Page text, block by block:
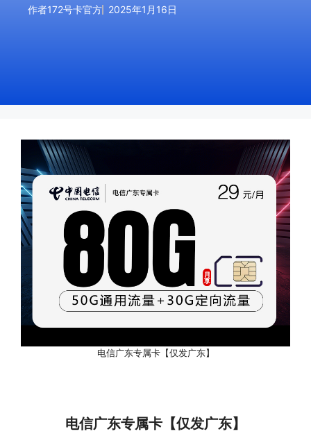
作者172号卡官方 2025年1月16日
电信广东专属卡【仅发广东】
电信广东专属卡【仅发广东】